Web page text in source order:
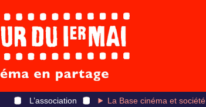
L’association La Base cinéma et société